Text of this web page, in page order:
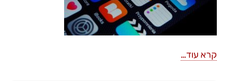
קרא עוד…